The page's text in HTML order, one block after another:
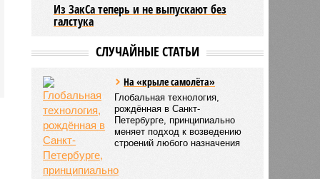
Из ЗакСа теперь и не выпускают без
галстука
СЛУЧАЙНЫЕ СТАТЬИ
На «крыле самолёта»
Глобальная технология,
рождённая в Санкт-
Петербурге, принципиально
меняет подход к возведению
строений любого назначения